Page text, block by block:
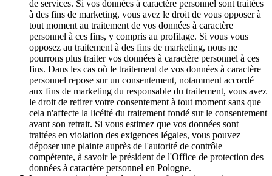
de services. Si vos données à caractère personnel sont traitées
à des fins de marketing, vous avez le droit de vous opposer à
tout moment au traitement de vos données à caractère
personnel à ces fins, y compris au profilage. Si vous vous
opposez au traitement à des fins de marketing, nous ne
pourrons plus traiter vos données à caractère personnel à ces
fins. Dans les cas où le traitement de vos données à caractère
personnel repose sur un consentement, notamment accordé
aux fins de marketing du responsable du traitement, vous avez
le droit de retirer votre consentement à tout moment sans que
cela n'affecte la licéité du traitement fondé sur le consentement
avant son retrait. Si vous estimez que vos données sont
traitées en violation des exigences légales, vous pouvez
déposer une plainte auprès de l'autorité de contrôle
compétente, à savoir le président de l'Office de protection des
données à caractère personnel en Pologne.